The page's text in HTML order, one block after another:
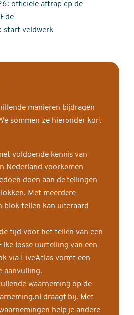
officiële aftrap op de
start veldwerk
manieren bijdragen
sommen ze hieronder kort
voldoende kennis van
Nederland voorkomen
doen aan de tellingen
Met meerdere
blok tellen kan uiteraard
tijd voor het tellen van een
losse uurtelling van een
via LiveAtlas vormt een
aanvulling.
waarneming op de
draagt bij. Met
help je andere